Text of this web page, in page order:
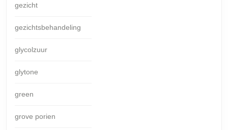
gezicht
gezichtsbehandeling
glycolzuur
glytone
green
grove porien